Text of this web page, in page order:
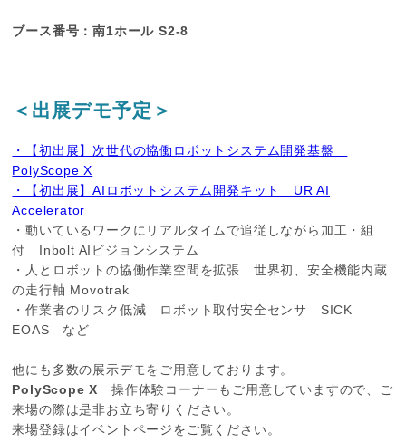
ブース番号：南1ホール S2-8
＜出展デモ予定＞
・【初出展】次世代の協働ロボットシステム開発基盤
PolyScope X
・【初出展】AIロボットシステム開発キット UR AI
Accelerator
・動いているワークにリアルタイムで追従しながら加工・組
付 Inbolt AIビジョンシステム
・人とロボットの協働作業空間を拡張 世界初、安全機能内蔵
の走行軸 Movotrak
・作業者のリスク低減 ロボット取付安全センサ SICK
EOAS など
他にも多数の展示デモをご用意しております。
PolyScope X操作体験コーナーもご用意していますので、ご
来場の際は是非お立ち寄りください。
来場登録はイベントページをご覧ください。